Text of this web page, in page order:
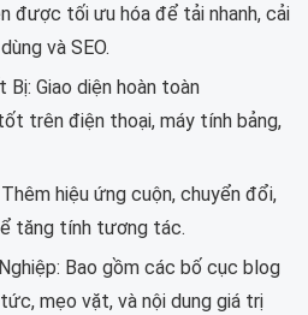
được tối ưu hóa để tải nhanh, cải
và SEO.
Giao diện hoàn toàn
trên điện thoại, máy tính bảng,
hiệu ứng cuộn, chuyển đổi,
tăng tính tương tác.
Bao gồm các bố cục blog
mẹo vặt, và nội dung giá trị